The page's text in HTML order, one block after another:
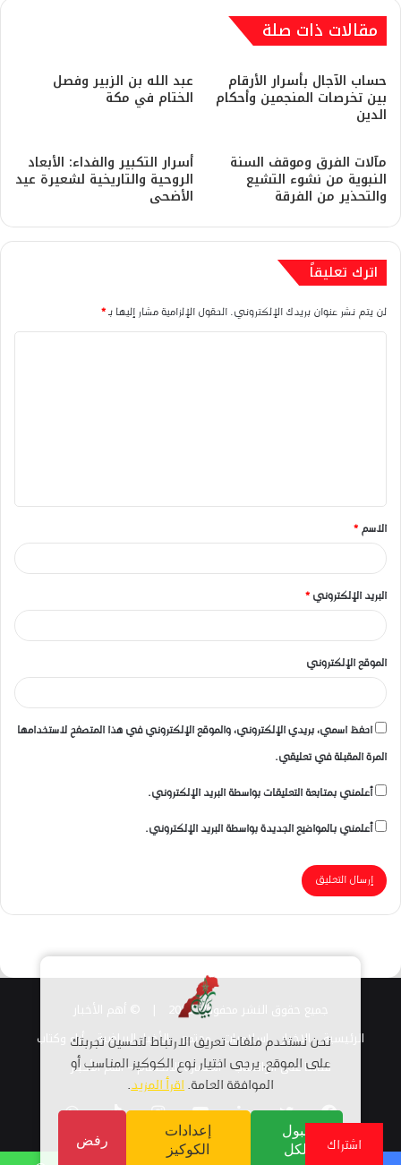
مقالات ذات صلة
​حساب الآجال بأسرار الأرقام
بين تخرصات المنجمين وأحكام
الدين
​عبد الله بن الزبير وفصل
الختام في مكة
مآلات الفرق وموقف السنة
النبوية من نشوء التشيع
والتحذير من الفرقة
أسرار التكبير والفداء: الأبعاد
الروحية والتاريخية لشعيرة عيد
الأضحى
اترك تعليقاً
لن يتم نشر عنوان بريدك الإلكتروني. الحقول الإلزامية مشار إليها بـ*
ق
*
الاسم *
البريد الإلكتروني *
الموقع الإلكتروني
احفظ اسمي، بريدي الإلكتروني، والموقع الإلكتروني في هذا المتصفح لاستخدامها
المرة المقبلة في تعليقي.
أعلمني بمتابعة التعليقات بواسطة البريد الإلكتروني.
أعلمني بالمواضيع الجديدة بواسطة البريد الإلكتروني.
جميع حقوق النشر محفوظة 2026 |
الرئيسية
الاخبار اسلاميات مجتمع الأخبار الرياضية أراء وكتاب
قناتنا على الواتساب استمارة الانضمام – أهم الأخبار
فيسبوكتويتر لينكدإنيوتيوبانستقرامTikTokواتساب
نحن نستخدم ملفات تعريف الارتباط لتحسين تجربتك
على الموقع. يرجى اختيار نوع الكوكيز المناسب أو
الموافقة العامة.اقرأ المزيد.
قبول
الكل
إعدادات
الكوكيز
رفض اشتراك